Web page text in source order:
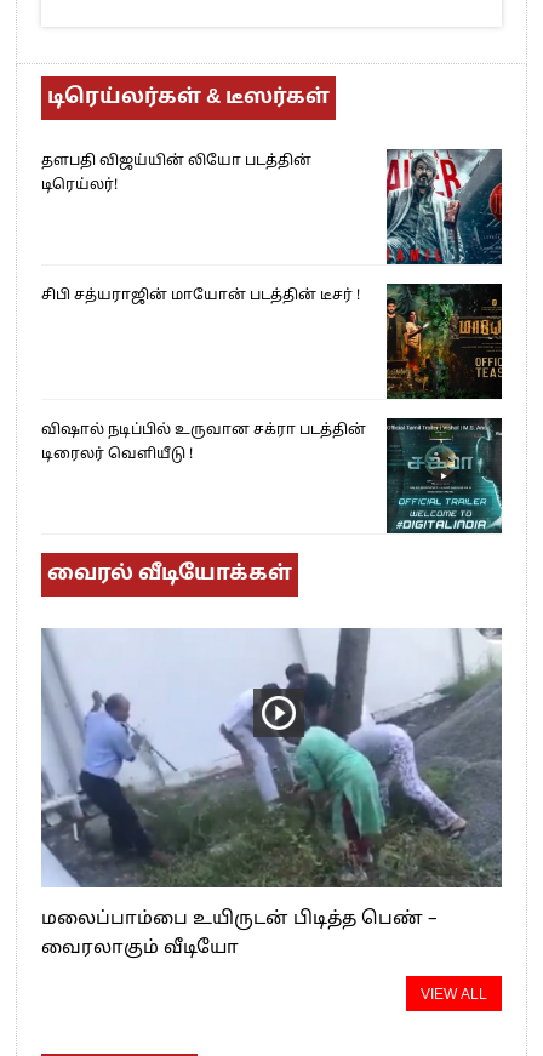
டிரெய்லர்கள் & டீஸர்கள்
தளபதி விஜய்யின் லியோ படத்தின்
டிரெய்லர்!
சிபி சத்யராஜின் மாயோன் படத்தின் டீசர் !
விஷால் நடிப்பில் உருவான சக்ரா படத்தின்
டிரைலர் வெளியீடு !
வைரல் வீடியோக்கள்
மலைப்பாம்பை உயிருடன் பிடித்த பெண் –
வைரலாகும் வீடியோ
VIEW ALL